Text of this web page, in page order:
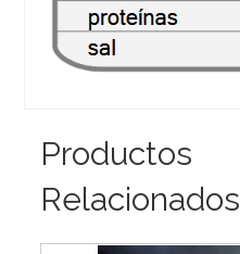
Productos
Relacionados